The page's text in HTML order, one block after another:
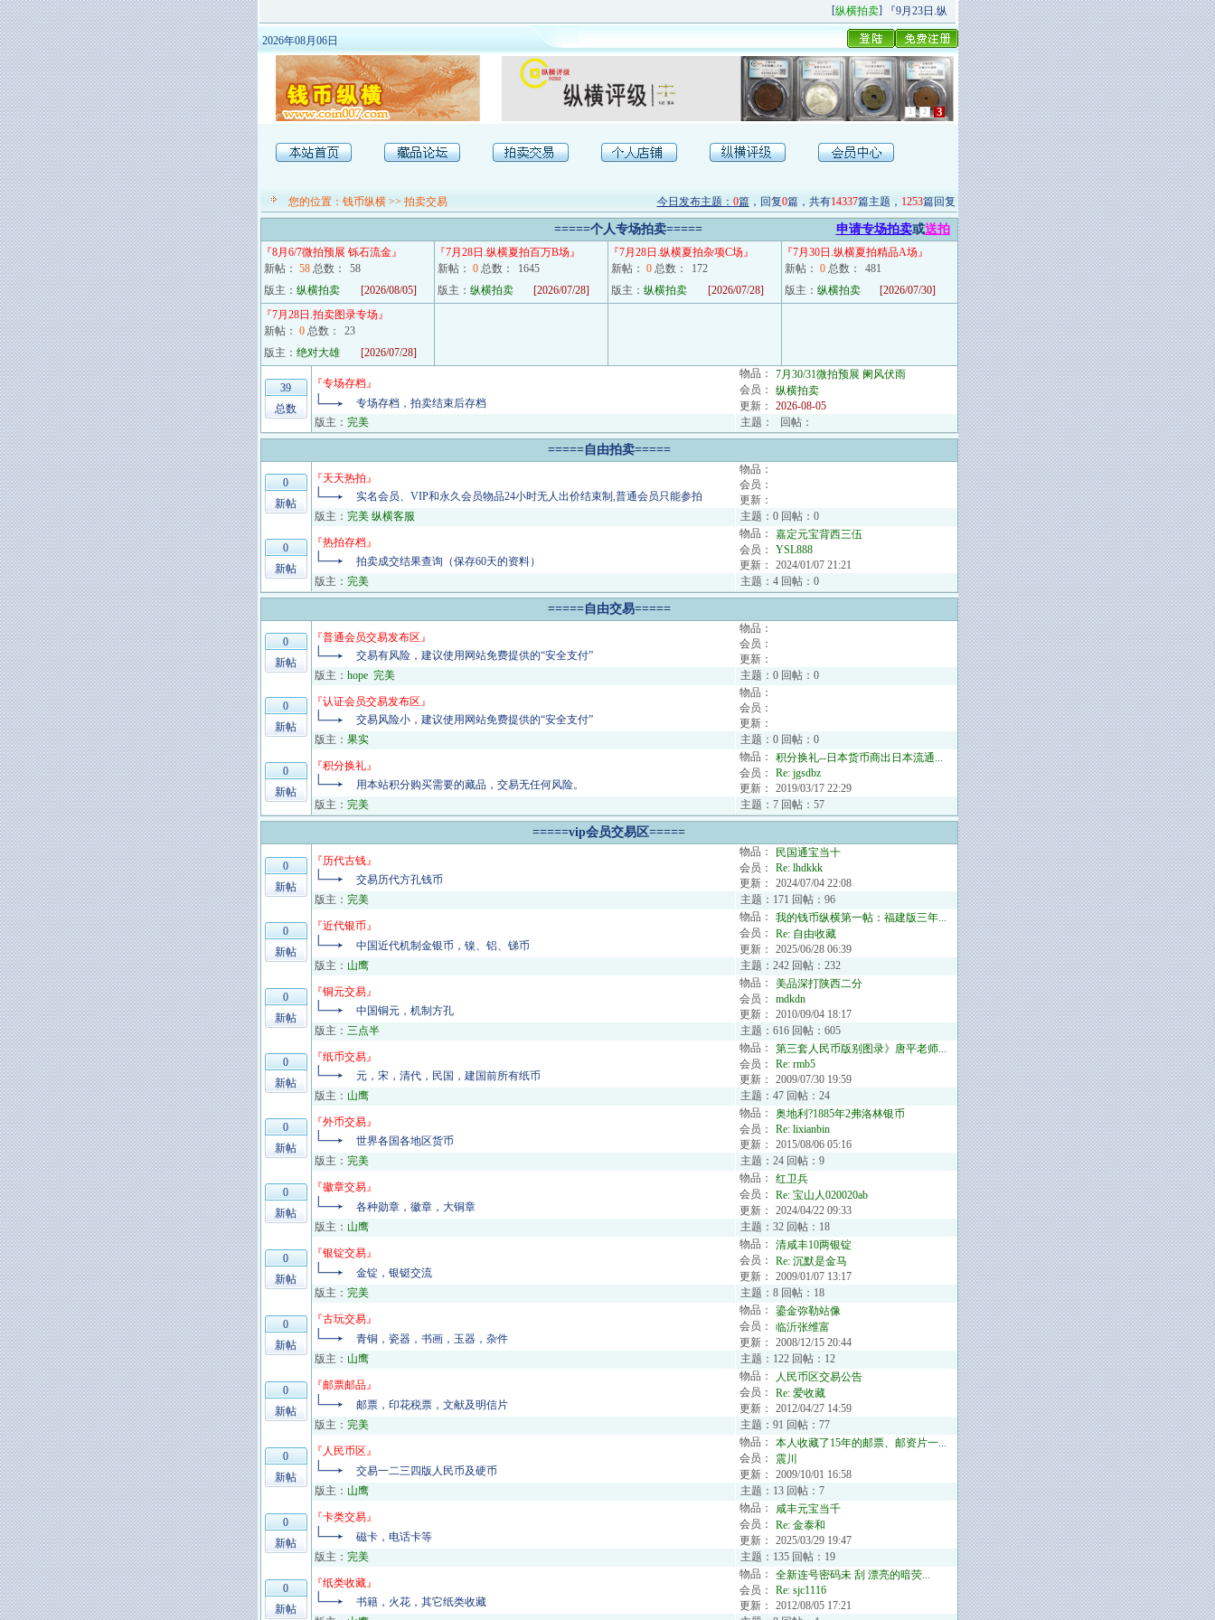
纵横拍卖]『9月23日.纵横秋季精品场P场』 今日上新！[纵横拍卖]9月20日.纵横
2026年08月06日
1 2 3
您的位置： 钱币纵横>> 拍卖交易 今日发布主题： 0篇，回复0篇，共有14337篇主题， 1253篇回复
=====个人专场拍卖===== 申请专场拍卖或送拍
『8月6/7微拍预展 铄石流金』
新帖： 58 总数： 58
『7月28日.纵横夏拍百万B场』
新帖： 0 总数： 1645
『7月28日.纵横夏拍杂项C场』
新帖： 0 总数： 172
『7月30日.纵横夏拍精品A场』
新帖： 0 总数：
481
版主： 纵横拍卖 [2026/08/05] 版主： 纵横拍卖 [2026/07/28] 版主： 纵横拍卖 [2026/07/28] 版主： 纵横拍卖
[2026/07/30]
『7月28日.拍卖图录专场』
新帖： 0 总数：
23
版主： 绝对大雄 [2026/07/28]
39
总数
『专场存档』
物品：
7月30/31微拍预展 阑风伏雨
会员：
纵横拍卖
更新：
2026-08-05
专场存档，拍卖结束后存档
版主： 完美 主题： 回帖：
=====自由拍卖=====
0
新帖
『天天热拍』
物品：
会员：
更新：
实名会员、VIP和永久会员物品24小时无人出价结束制,普通会员只能参拍
版主： 完美 纵横客服 主题：0 回帖：0
0
新帖
『热拍存档』
物品：
嘉定元宝背西三伍
会员：
YSL888
更新：
2024/01/07 21:21
拍卖成交结果查询（保存60天的资料）
版主： 完美 主题：4 回帖：0
=====自由交易=====
0
新帖
『普通会员交易发布区』
物品：
会员：
更新：
交易有风险，建议使用网站免费提供的“安全支付”
版主： hope 完美 主题：0 回帖：0
0
新帖
『认证会员交易发布区』
物品：
会员：
更新：
交易风险小，建议使用网站免费提供的“安全支付”
版主： 果实 主题：0 回帖：0
0
新帖
『积分换礼』
物品：
积分换礼--日本货币商出日本流通...
会员：
Re: jgsdbz
更新：
2019/03/17 22:29
用本站积分购买需要的藏品，交易无任何风险。
版主： 完美 主题：7 回帖：57
=====vip会员交易区=====
0
新帖
『历代古钱』
物品：
民国通宝当十
会员：
Re: lhdkkk
更新：
2024/07/04 22:08
交易历代方孔钱币
版主： 完美 主题：171 回帖：96
0
新帖
『近代银币』
物品：
我的钱币纵横第一帖：福建版三年...
会员：
Re: 自由收藏
更新：
2025/06/28 06:39
中国近代机制金银币，镍、铝、锑币
版主： 山鹰 主题：242 回帖：232
0
新帖
『铜元交易』
物品：
美品深打陕西二分
会员：
mdkdn
更新：
2010/09/04 18:17
中国铜元，机制方孔
版主： 三点半 主题：616 回帖：605
0
新帖
『纸币交易』
物品：
第三套人民币版别图录》唐平老师...
会员：
Re: rmb5
更新：
2009/07/30 19:59
元，宋，清代，民国，建国前所有纸币
版主： 山鹰 主题：47 回帖：24
0
新帖
『外币交易』
物品：
奥地利?1885年2弗洛林银币
会员：
Re: lixianbin
更新：
2015/08/06 05:16
世界各国各地区货币
版主： 完美 主题：24 回帖：9
0
新帖
『徽章交易』
物品：
红卫兵
会员：
Re: 宝山人020020ab
更新：
2024/04/22 09:33
各种勋章，徽章，大铜章
版主： 山鹰 主题：32 回帖：18
0
新帖
『银锭交易』
物品：
清咸丰10两银锭
会员：
Re: 沉默是金马
更新：
2009/01/07 13:17
金锭，银铤交流
版主： 完美 主题：8 回帖：18
0
新帖
『古玩交易』
物品：
鎏金弥勒站像
会员：
临沂张维富
更新：
2008/12/15 20:44
青铜，瓷器，书画，玉器，杂件
版主： 山鹰 主题：122 回帖：12
0
新帖
『邮票邮品』
物品：
人民币区交易公告
会员：
Re: 爱收藏
更新：
2012/04/27 14:59
邮票，印花税票，文献及明信片
版主： 完美 主题：91 回帖：77
0
新帖
『 人民币区』
物品：
本人收藏了15年的邮票、邮资片一...
会员：
震川
更新：
2009/10/01 16:58
交易一二三四版人民币及硬币
版主： 山鹰 主题：13 回帖：7
0
新帖
『卡类交易』
物品：
咸丰元宝当千
会员：
Re: 金泰和
更新：
2025/03/29 19:47
磁卡，电话卡等
版主： 完美 主题：135 回帖：19
0
新帖
『纸类收藏』
物品：
全新连号密码未 刮 漂亮的暗荧...
会员：
Re: sjc1116
更新：
2012/08/05 17:21
书籍，火花，其它纸类收藏